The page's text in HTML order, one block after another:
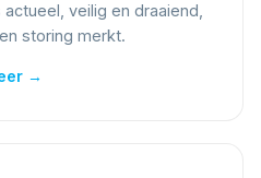
veilig en draaiend,
storing merkt.
→